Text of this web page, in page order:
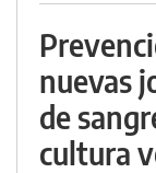
nuevas
de
cultura